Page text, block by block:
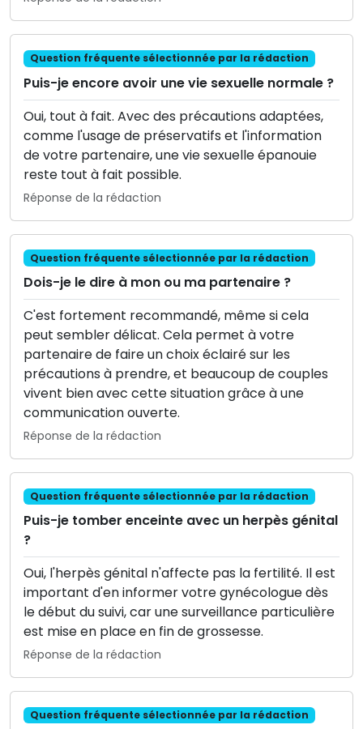
Question fréquente sélectionnée par la rédaction
Puis-je encore avoir une vie sexuelle normale ?
Oui, tout à fait. Avec des précautions adaptées,
comme l'usage de préservatifs et l'information
de votre partenaire, une vie sexuelle épanouie
reste tout à fait possible.
Réponse de la rédaction
Question fréquente sélectionnée par la rédaction
Dois-je le dire à mon ou ma partenaire ?
C'est fortement recommandé, même si cela
peut sembler délicat. Cela permet à votre
partenaire de faire un choix éclairé sur les
précautions à prendre, et beaucoup de couples
vivent bien avec cette situation grâce à une
communication ouverte.
Réponse de la rédaction
Question fréquente sélectionnée par la rédaction
Puis-je tomber enceinte avec un herpès génital
?
Oui, l'herpès génital n'affecte pas la fertilité. Il est
important d'en informer votre gynécologue dès
le début du suivi, car une surveillance particulière
est mise en place en fin de grossesse.
Réponse de la rédaction
Question fréquente sélectionnée par la rédaction